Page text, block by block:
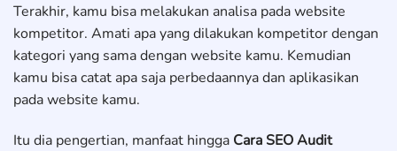
Terakhir, kamu bisa melakukan analisa pada website
kompetitor. Amati apa yang dilakukan kompetitor dengan
kategori yang sama dengan website kamu. Kemudian
kamu bisa catat apa saja perbedaannya dan aplikasikan
pada website kamu.
Itu dia pengertian, manfaat hingga Cara SEO Audit